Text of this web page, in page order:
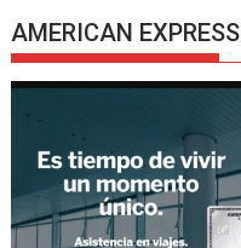
AMERICAN EXPRESS